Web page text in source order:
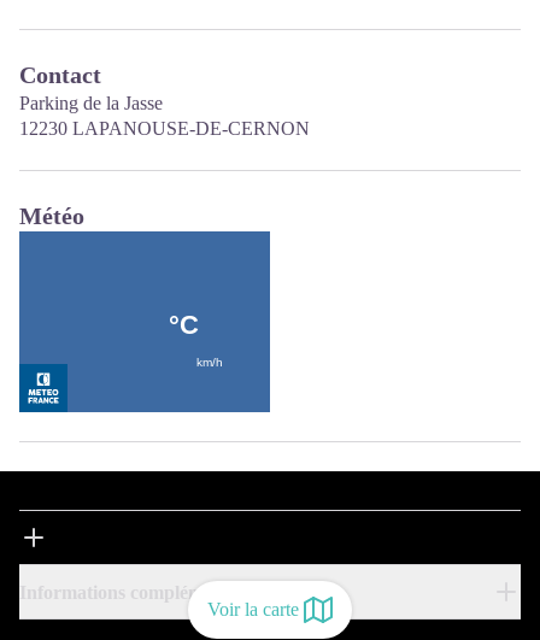
Voir la carte
Contact
Parking de la Jasse
12230 LAPANOUSE-DE-CERNON
Météo
Informations complémentaires